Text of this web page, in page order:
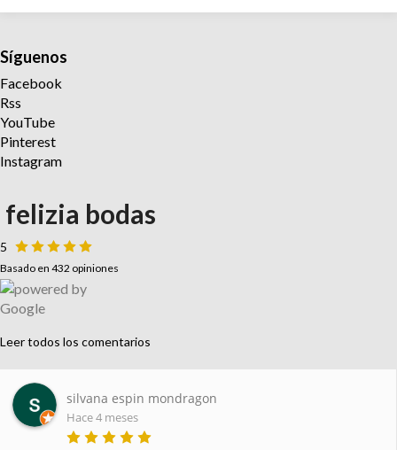
Síguenos
Facebook
Rss
YouTube
Pinterest
Instagram
felizia bodas
5
Basado en 432 opiniones
Leer todos los comentarios
silvana espin mondragon
Hace 4 meses